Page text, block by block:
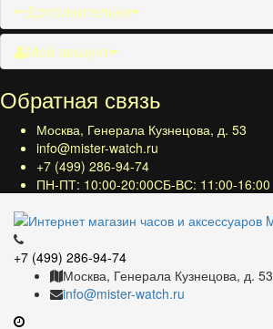
Дополнительно
Мой аккаунт
Обратная связь
Москва, Генерала Кузнецова, д. 53
info@mister-watch.ru
+7 (499) 286-94-74
ПН-ПТ: 10:00-20:00СБ-ВС: 11:00-16:00
+7 (499) 286-94-74
Москва, Генерала Кузнецова, д. 53
info@mister-watch.ru